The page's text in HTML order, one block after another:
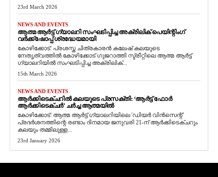
23rd March 2026
NEWS AND EVENTS
ആത്മ ആർട്ട് ഗ്യാലറി സംഘടിപ്പിച്ച അക്രിലിക് പെയിന്റിംഗ്
വർക്ക്‌ഷോപ്പ് ശ്രദ്ധേയമായി
കോഴിക്കോട്: പ്രശസ്ത ചിത്രകാരൻ കലേഷ് കലയുടെ
നേതൃത്വത്തിൽ കോഴിക്കോട് ഗുജറാത്തി സ്ട്രീറ്റിലെ ആത്മ ആർട്ട്
ഗ്യാലറിയിൽ സംഘടിപ്പിച്ച അക്രിലിക്...
15th March 2026
NEWS AND EVENTS
ആർക്കിടെക്ചറിൽ കലയുടെ പ്രസക്തി: ‘ആർട്ട് ഫോർ
ആർക്കിടെക്ചർ’ ചർച്ച ആത്മയിൽ
​കോഴിക്കോട്: ആത്മ ആർട്ട് ഗ്യാലറിയിലെ 'ഡിയർ വിൻസെന്റ്'
പ്രദർശനത്തിന്റെ രണ്ടാം ദിനമായ ജനുവരി 21-ന് ആർക്കിടെക്ചറും
കലയും തമ്മിലുള്ള...
23rd January 2026